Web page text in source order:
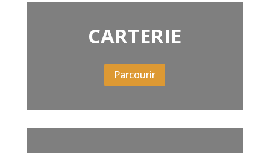
CARTERIE
Parcourir